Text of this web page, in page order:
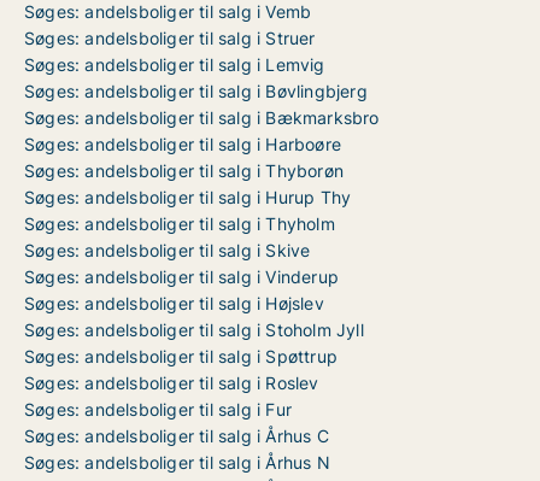
Søges: andelsboliger til salg i Vemb
Søges: andelsboliger til salg i Struer
Søges: andelsboliger til salg i Lemvig
Søges: andelsboliger til salg i Bøvlingbjerg
Søges: andelsboliger til salg i Bækmarksbro
Søges: andelsboliger til salg i Harboøre
Søges: andelsboliger til salg i Thyborøn
Søges: andelsboliger til salg i Hurup Thy
Søges: andelsboliger til salg i Thyholm
Søges: andelsboliger til salg i Skive
Søges: andelsboliger til salg i Vinderup
Søges: andelsboliger til salg i Højslev
Søges: andelsboliger til salg i Stoholm Jyll
Søges: andelsboliger til salg i Spøttrup
Søges: andelsboliger til salg i Roslev
Søges: andelsboliger til salg i Fur
Søges: andelsboliger til salg i Århus C
Søges: andelsboliger til salg i Århus N